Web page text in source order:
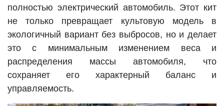
полностью электрический автомобиль. Этот кит
не только превращает культовую модель в
экологичный вариант без выбросов, но и делает
это с минимальным изменением веса и
распределения массы автомобиля, что
сохраняет его характерный баланс и
управляемость.